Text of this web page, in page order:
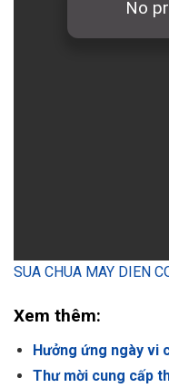
SUA CHUA MAY DIEN
Xem thêm:
Hưởng ứng ngày vi
Thư mời cung cấp